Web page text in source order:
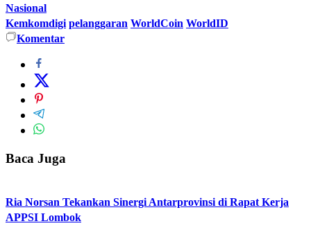
Nasional
Kemkomdigi pelanggaran WorldCoin WorldID
Komentar
Baca Juga
Ria Norsan Tekankan Sinergi Antarprovinsi di Rapat Kerja
APPSI Lombok